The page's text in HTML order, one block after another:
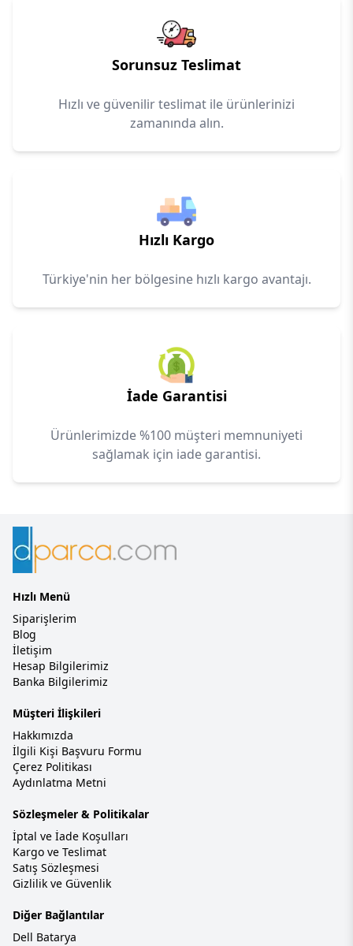
Sorunsuz Teslimat
Hızlı ve güvenilir teslimat ile ürünlerinizi
zamanında alın.
Hızlı Kargo
Türkiye'nin her bölgesine hızlı kargo avantajı.
İade Garantisi
Ürünlerimizde %100 müşteri memnuniyeti
sağlamak için iade garantisi.
Hızlı Menü
Siparişlerim
Blog
İletişim
Hesap Bilgilerimiz
Banka Bilgilerimiz
Müşteri İlişkileri
Hakkımızda
İlgili Kişi Başvuru Formu
Çerez Politikası
Aydınlatma Metni
Sözleşmeler & Politikalar
İptal ve İade Koşulları
Kargo ve Teslimat
Satış Sözleşmesi
Gizlilik ve Güvenlik
Diğer Bağlantılar
Dell Batarya